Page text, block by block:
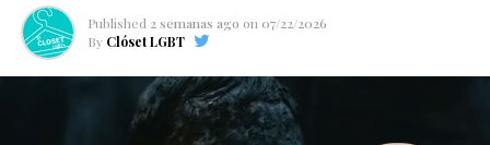
Published 2 semanas ago on 07/22/2026
By Clóset LGBT